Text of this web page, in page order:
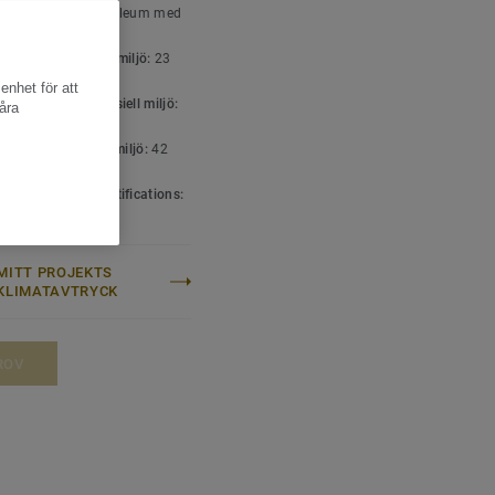
marmorerat mönster
Dekorativ linoleum med
för bostadsmiljö: 23
för kommersiell miljö:
för industrimiljö:42
& environment certifications:
PROJEKTS
för att